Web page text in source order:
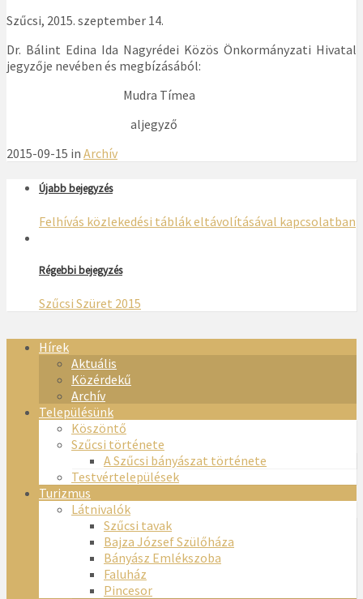
Szűcsi, 2015. szeptember 14.
Dr. Bálint Edina Ida Nagyrédei Közös Önkormányzati Hivatal
jegyzője nevében és megbízásából:
Mudra Tímea
aljegyző
2015-09-15 in Archív
Újabb bejegyzés
Felhívás közlekedési táblák eltávolításával kapcsolatban
Régebbi bejegyzés
Szűcsi Szüret 2015
Hírek
Aktuális
Közérdekű
Archív
Településünk
Köszöntő
Szűcsi története
A Szűcsi bányászat története
Testvértelepülések
Turizmus
Látnivalók
Szűcsi tavak
Bajza József Szülőháza
Bányász Emlékszoba
Faluház
Pincesor